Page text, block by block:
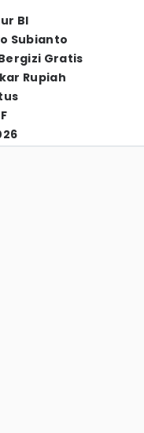
BI
Subianto
Gratis
Rupiah